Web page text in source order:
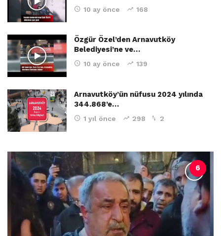
10 ay önce 168
Özgür Özel’den Arnavutköy
Belediyesi’ne ve…
10 ay önce 139
Arnavutköy’ün nüfusu 2024 yılında
344.868’e…
1 yıl önce 298 2